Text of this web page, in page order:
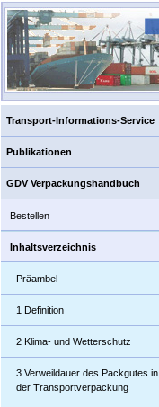
Transport-Informations-Service
Publikationen
GDV Verpackungshandbuch
Bestellen
Inhaltsverzeichnis
Präambel
1 Definition
2 Klima- und Wetterschutz
3 Verweildauer des Packgutes in
der Transportverpackung